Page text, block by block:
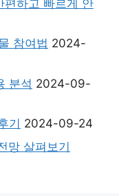
편하고 빠르게 안
참여법 2024-
분석 2024-09-
기 2024-09-24
망 살펴보기